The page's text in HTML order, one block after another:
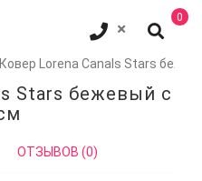
0
Ковер Lorena Canals Stars
Stars бежевый с
ОТЗЫВОВ (0)